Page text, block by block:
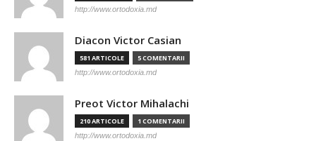
http://www.ortodoxia.md
Diacon Victor Casian
581 ARTICOLE 5 COMENTARII
http://www.ortodoxia.md
Preot Victor Mihalachi
210 ARTICOLE 1 COMENTARII
http://www.ortodoxia.md